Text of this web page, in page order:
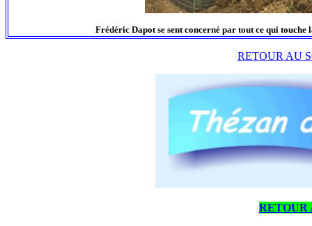
Frédéric Dapot se sent concerné par tout ce qui
RETOUR AU
RETOUR